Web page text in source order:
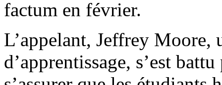
factum en février.
L’appelant, Jeffrey Moore,
d’apprentissage, s’est